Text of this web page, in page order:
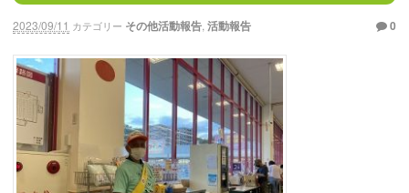
2023/09/11 カテゴリー その他活動報告 活動報告 0